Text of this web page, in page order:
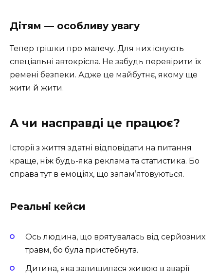
Дітям — особливу увагу
Тепер трішки про малечу. Для них існують
спеціальні автокрісла. Не забудь перевірити їх
ремені безпеки. Адже це майбутнє, якому ще
жити й жити.
А чи насправді це працює?
Історії з життя здатні відповідати на питання
краще, ніж будь-яка реклама та статистика. Бо
справа тут в емоціях, що запам’ятовуються.
Реальні кейси
Ось людина, що врятувалась від серйозних
травм, бо була пристебнута.
Дитина, яка залишилася живою в аварії